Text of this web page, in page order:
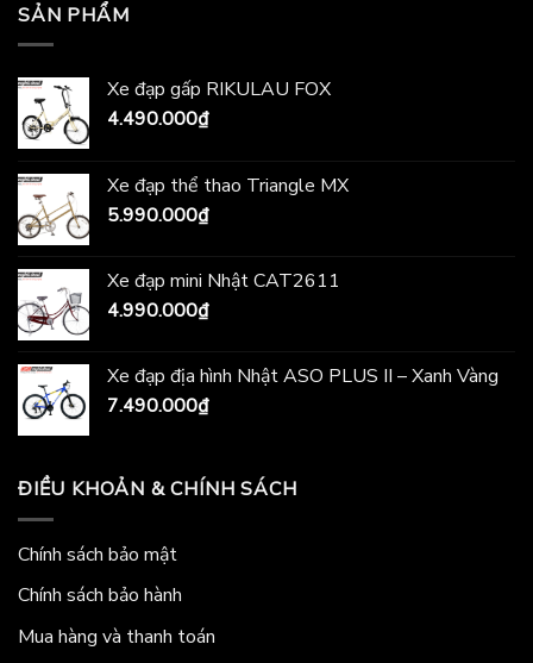
SẢN PHẨM
Xe đạp gấp RIKULAU FOX
4.490.000₫
Xe đạp thể thao Triangle MX
5.990.000₫
Xe đạp mini Nhật CAT2611
4.990.000₫
Xe đạp địa hình Nhật ASO PLUS II – Xanh Vàng
7.490.000₫
ĐIỀU KHOẢN & CHÍNH SÁCH
Chính sách bảo mật
Chính sách bảo hành
Mua hàng và thanh toán